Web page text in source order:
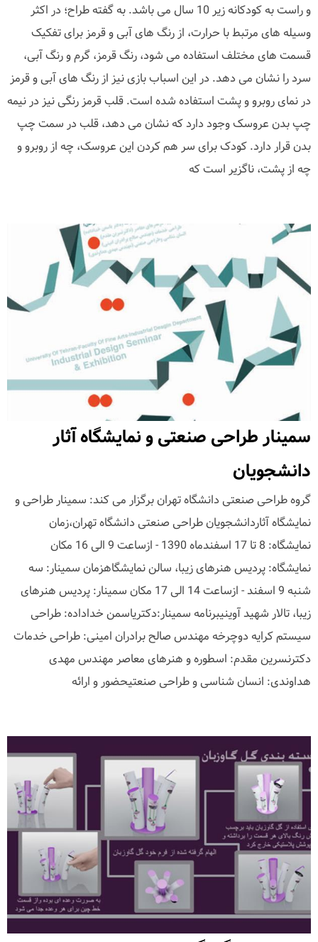
و راست به کودکانه زیر 10 سال می باشد. به گفته طراح؛ در اکثر
وسیله های مرتبط با حرارت، از رنگ های آبی و قرمز برای تفکیک
قسمت های مختلف استفاده می شود، رنگ قرمز، گرم و رنگ آبی،
سرد را نشان می دهد. در این اسباب بازی نیز از رنگ های آبی و قرمز
در نمای روبرو و پشت استفاده شده است. قلب قرمز رنگی نیز در نیمه
چپ بدن عروسک وجود دارد که نشان می دهد، قلب در سمت چپ
بدن قرار دارد. کودک برای سر هم کردن این عروسک، چه از روبرو و
چه از پشت، ناگزیر است که
سمینار طراحی صنعتی و نمایشگاه آثار
دانشجویان
گروه طراحی صنعتی دانشگاه تهران برگزار می کند: سمینار طراحی و
نمایشگاه آثاردانشجویان طراحی صنعتی دانشگاه تهران،زمان
نمایشگاه: 8 تا 17 اسفندماه 1390 - ازساعت 9 الی 16 مکان
نمایشگاه: پردیس هنرهای زیبا، سالن نمایشگاهزمان سمینار: سه
شنبه 9 اسفند - ازساعت 14 الی 17 مکان سمینار: پردیس هنرهای
زیبا، تالار شهید آوینیبرنامه سمینار:دکتریاسمن خداداده: طراحی
سیستم کرایه دوچرخه مهندس صالح برادران امینی: طراحی خدمات
دکترنسرین مقدم: اسطوره و هنرهای معاصر مهندس مهدی
هداوندی: انسان شناسی و طراحی صنعتیحضور و ارائه